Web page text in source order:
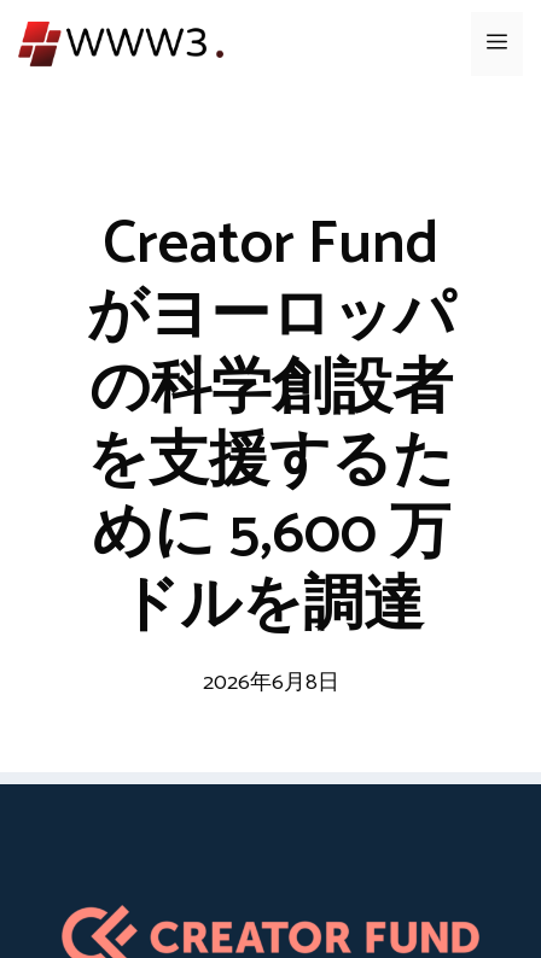
ン
メ
Creator Fund
がヨーロッパ
の科学創設者
を支援するた
めに 5,600 万
ドルを調達
2026年6月8日